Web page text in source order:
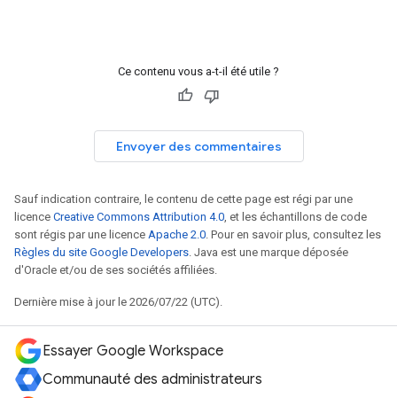
Ce contenu vous a-t-il été utile ?
Envoyer des commentaires
Sauf indication contraire, le contenu de cette page est régi par une
licence Creative Commons Attribution 4.0, et les échantillons de code
sont régis par une licence Apache 2.0. Pour en savoir plus, consultez les
Règles du site Google Developers. Java est une marque déposée
d'Oracle et/ou de ses sociétés affiliées.
Dernière mise à jour le 2026/07/22 (UTC).
Essayer Google Workspace
Communauté des administrateurs